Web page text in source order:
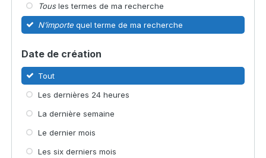
Tousles termes de ma recherche
N’importe quel terme de ma recherche
Date de création
Tout
Les dernières 24 heures
La dernière semaine
Le dernier mois
Les six derniers mois